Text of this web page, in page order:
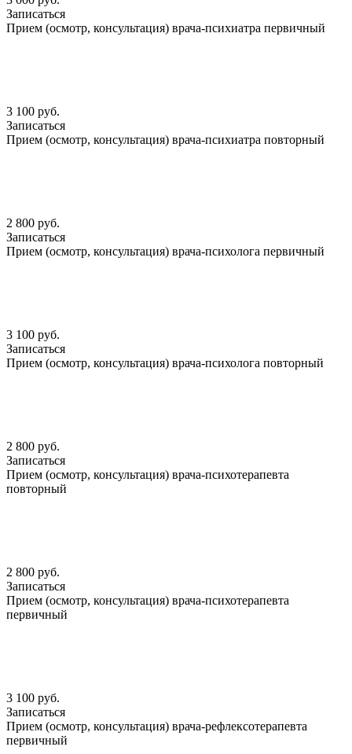
Записаться
Прием (осмотр, консультация) врача-психиатра первичный
3 100 руб.
Записаться
Прием (осмотр, консультация) врача-психиатра повторный
2 800 руб.
Записаться
Прием (осмотр, консультация) врача-психолога первичный
3 100 руб.
Записаться
Прием (осмотр, консультация) врача-психолога повторный
2 800 руб.
Записаться
Прием (осмотр, консультация) врача-психотерапевта
повторный
2 800 руб.
Записаться
Прием (осмотр, консультация) врача-психотерапевта
первичный
3 100 руб.
Записаться
Прием (осмотр, консультация) врача-рефлексотерапевта
первичный